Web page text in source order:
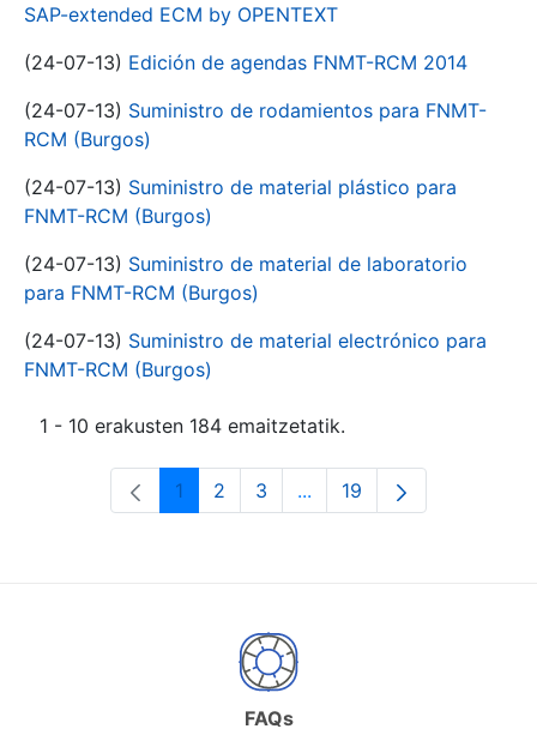
SAP-extended ECM by OPENTEXT
(24-07-13) Edición de agendas FNMT-RCM 2014
(24-07-13) Suministro de rodamientos para FNMT-
RCM (Burgos)
(24-07-13) Suministro de material plástico para
FNMT-RCM (Burgos)
(24-07-13) Suministro de material de laboratorio
para FNMT-RCM (Burgos)
(24-07-13) Suministro de material electrónico para
FNMT-RCM (Burgos)
1 - 10 erakusten 184 emaitzetatik.
Orrialdea
1 Orrialdea
2 Orrialdea
3 ...Intermediate Pages Use
Orrialdea
19
FAQs